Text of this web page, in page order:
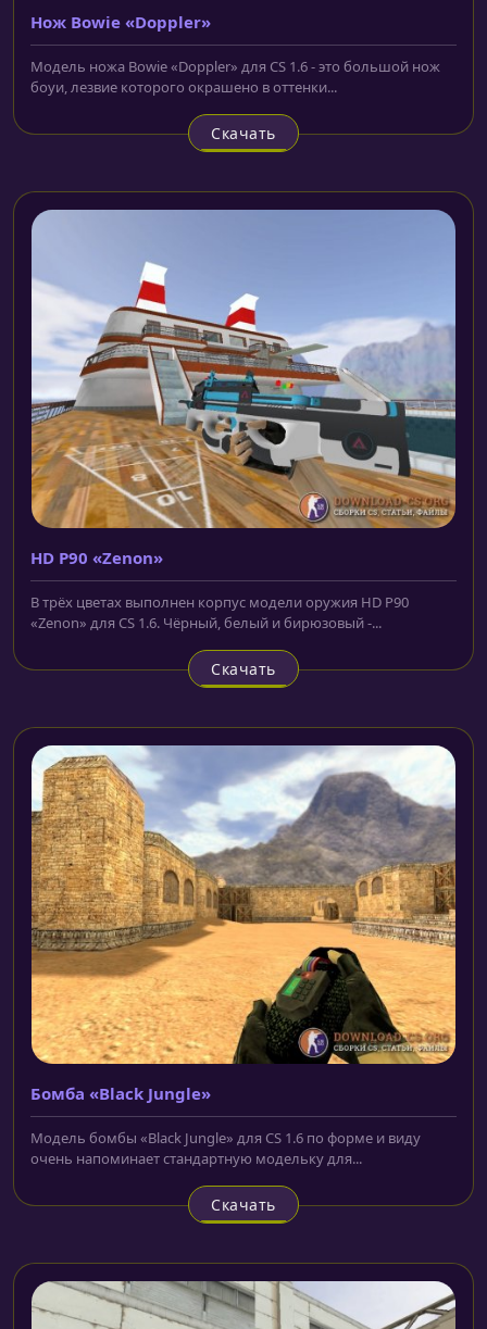
Нож Bowie «Doppler»
Модель ножа Bowie «Doppler» для CS 1.6 - это большой нож
боуи, лезвие которого окрашено в оттенки...
Скачать
HD P90 «Zenon»
В трёх цветах выполнен корпус модели оружия HD P90
«Zenon» для CS 1.6. Чёрный, белый и бирюзовый -...
Скачать
Бомба «Black Jungle»
Модель бомбы «Black Jungle» для CS 1.6 по форме и виду
очень напоминает стандартную модельку для...
Скачать